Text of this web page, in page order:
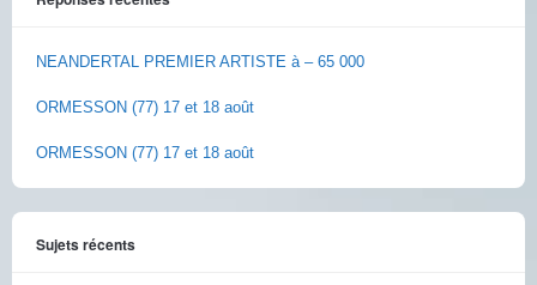
NEANDERTAL PREMIER ARTISTE à – 65 000
ORMESSON (77) 17 et 18 août
ORMESSON (77) 17 et 18 août
Sujets récents